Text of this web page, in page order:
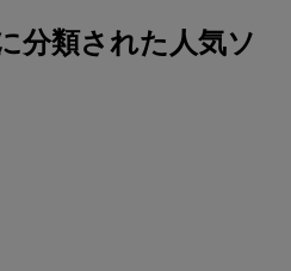
分類された人気ソ